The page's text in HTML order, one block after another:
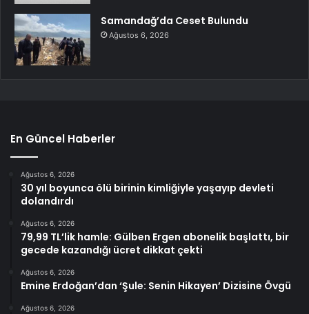
Samandağ’da Ceset Bulundu
Ağustos 6, 2026
En Güncel Haberler
Ağustos 6, 2026
30 yıl boyunca ölü birinin kimliğiyle yaşayıp devleti
dolandırdı
Ağustos 6, 2026
79,99 TL’lik hamle: Gülben Ergen abonelik başlattı, bir
gecede kazandığı ücret dikkat çekti
Ağustos 6, 2026
Emine Erdoğan’dan ‘Şule: Senin Hikayen’ Dizisine Övgü
Ağustos 6, 2026